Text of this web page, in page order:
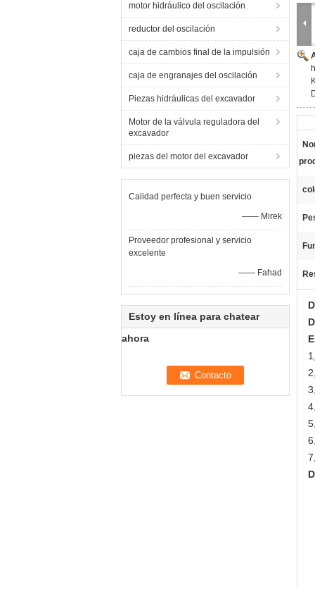
motor hidráulico del oscilación
reductor del oscilación
caja de cambios final de la impulsión
caja de engranajes del oscilación
Piezas hidráulicas del excavador
Motor de la válvula reguladora del
excavador
piezas del motor del excavador
Calidad perfecta y buen servicio
—— Mirek
Proveedor profesional y servicio
excelente
—— Fahad
Estoy en línea para chatear
ahora